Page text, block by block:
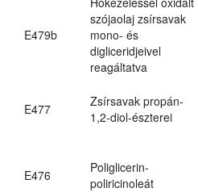
E479b
szójaolaj zsírsavak
mono- és
digliceridjeivel
reagáltatva
E477
Zsírsavak propán-
1,2-diol-észterei
E476
Poliglicerin-
poliricinoleát